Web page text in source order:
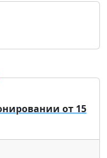
от 15